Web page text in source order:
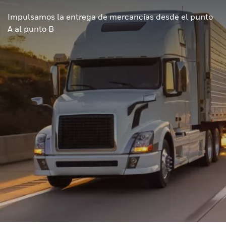
Impulsamos la entrega de mercancías desde el punto
A al punto B